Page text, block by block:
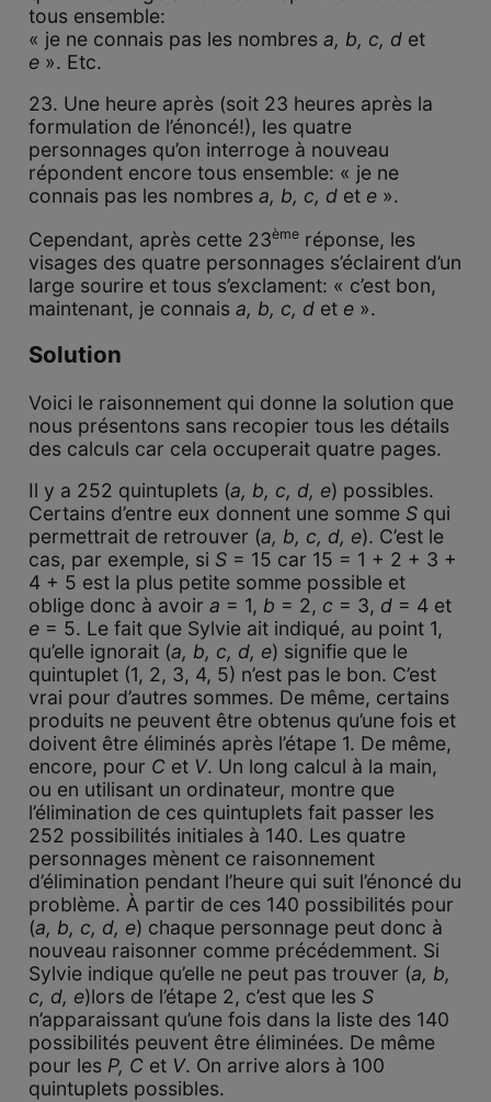
tous ensemble:
« je ne connais pas les nombres a, b, c, det
e». Etc.
23. Une heure après (soit 23 heures après la
formulation de l’énoncé!), les quatre
personnages qu’on interroge à nouveau
répondent encore tous ensemble: « je ne
connais pas les nombres a, b, c, det e».
Cependant, après cette 23èmeréponse, les
visages des quatre personnages s’éclairent d’un
large sourire et tous s’exclament: « c’est bon,
maintenant, je connais a, b, c, det e».
Solution
Voici le raisonnement qui donne la solution que
nous présentons sans recopier tous les détails
des calculs car cela occuperait quatre pages.
Il y a 252 quintuplets (a, b, c, d, e) possibles.
Certains d’entre eux donnent une somme Squi
permettrait de retrouver (a, b, c, d, e). C’est le
cas, par exemple, si S= 15 car 15 = 1 + 2 + 3 +
4 + 5 est la plus petite somme possible et
oblige donc à avoir a = 1, b = 2, c = 3, d= 4 et
e= 5. Le fait que Sylvie ait indiqué, au point 1,
qu’elle ignorait (a, b, c, d, e) signifie que le
quintuplet (1, 2, 3, 4, 5) n’est pas le bon. C’est
vrai pour d’autres sommes. De même, certains
produits ne peuvent être obtenus qu’une fois et
doivent être éliminés après l’étape 1. De même,
encore, pour Cet V. Un long calcul à la main,
ou en utilisant un ordinateur, montre que
l’élimination de ces quintuplets fait passer les
252 possibilités initiales à 140. Les quatre
personnages mènent ce raisonnement
d’élimination pendant l’heure qui suit l’énoncé du
problème. À partir de ces 140 possibilités pour
(a, b, c, d, e) chaque personnage peut donc à
nouveau raisonner comme précédemment. Si
Sylvie indique qu’elle ne peut pas trouver (a, b,
c, d, e)lors de l’étape 2, c’est que les S
n’apparaissant qu’une fois dans la liste des 140
possibilités peuvent être éliminées. De même
pour les P, Cet V. On arrive alors à 100
quintuplets possibles.